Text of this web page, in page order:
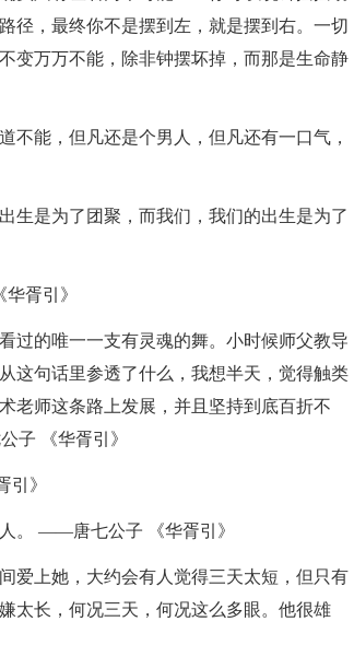
径，最终你不是摆到左，就是摆到右。一切
变万万不能，除非钟摆坏掉，而那是生命静
不能，但凡还是个男人，但凡还有一口气，
生是为了团聚，而我们，我们的出生是为了
胥引》
过的唯一一支有灵魂的舞。小时候师父教导
这句话里参透了什么，我想半天，觉得触类
老师这条路上发展，并且坚持到底百折不
子 《华胥引》
》
。 ——唐七公子 《华胥引》
爱上她，大约会有人觉得三天太短，但只有
太长，何况三天，何况这么多眼。他很雄